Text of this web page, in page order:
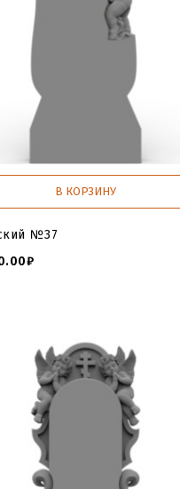
В КОРЗИНУ
№37